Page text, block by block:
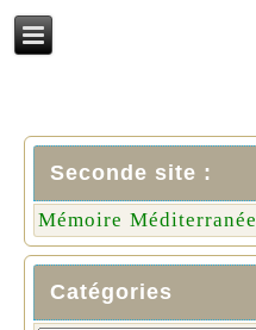
Seconde site :
Mémoire Méditerranée
Catégories